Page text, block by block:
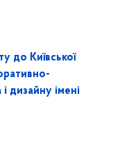
до Київської
дизайну імені